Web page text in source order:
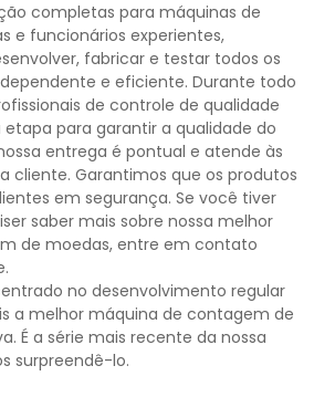
completas para máquinas de
e funcionários experientes,
fabricar e testar todos os
e eficiente. Durante todo
de controle de qualidade
para garantir a qualidade do
entrega é pontual e atende às
cliente. Garantimos que os produtos
em segurança. Se você tiver
saber mais sobre nossa melhor
de moedas, entre em contato
no desenvolvimento regular
a melhor máquina de contagem de
É a série mais recente da nossa
surpreendê-lo.